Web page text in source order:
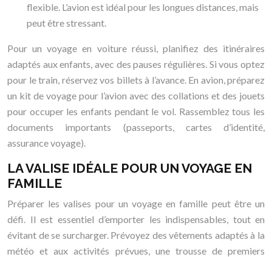
flexible. L’avion est idéal pour les longues distances, mais
peut être stressant.
Pour un voyage en voiture réussi, planifiez des itinéraires
adaptés aux enfants, avec des pauses régulières. Si vous optez
pour le train, réservez vos billets à l’avance. En avion, préparez
un kit de voyage pour l’avion avec des collations et des jouets
pour occuper les enfants pendant le vol. Rassemblez tous les
documents importants (passeports, cartes d’identité,
assurance voyage).
LA VALISE IDÉALE POUR UN VOYAGE EN
FAMILLE
Préparer les valises pour un voyage en famille peut être un
défi. Il est essentiel d’emporter les indispensables, tout en
évitant de se surcharger. Prévoyez des vêtements adaptés à la
météo et aux activités prévues, une trousse de premiers